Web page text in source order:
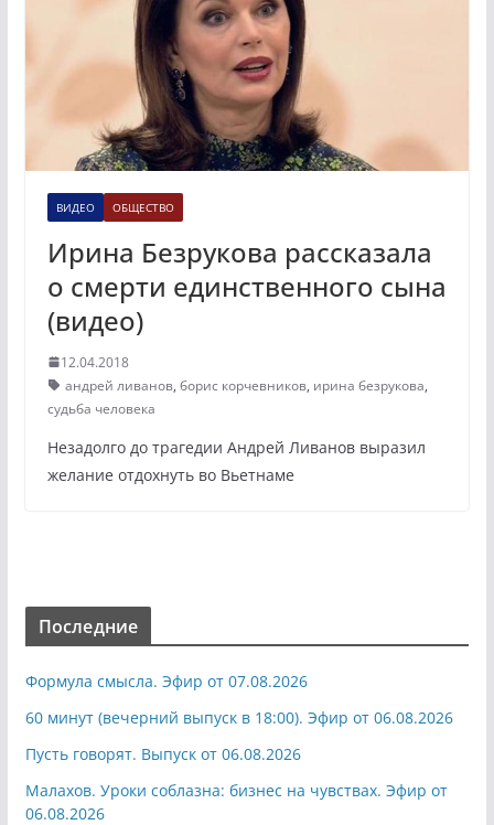
ВИДЕО ОБЩЕСТВО
Ирина Безрукова рассказала
о смерти единственного сына
(видео)
12.04.2018
андрей ливанов, борис корчевников, ирина безрукова,
судьба человека
Незадолго до трагедии Андрей Ливанов выразил
желание отдохнуть во Вьетнаме
Последние
Формула смысла. Эфир от 07.08.2026
60 минут (вечерний выпуск в 18:00). Эфир от 06.08.2026
Пусть говорят. Выпуск от 06.08.2026
Малахов. Уроки соблазна: бизнес на чувствах. Эфир от
06.08.2026